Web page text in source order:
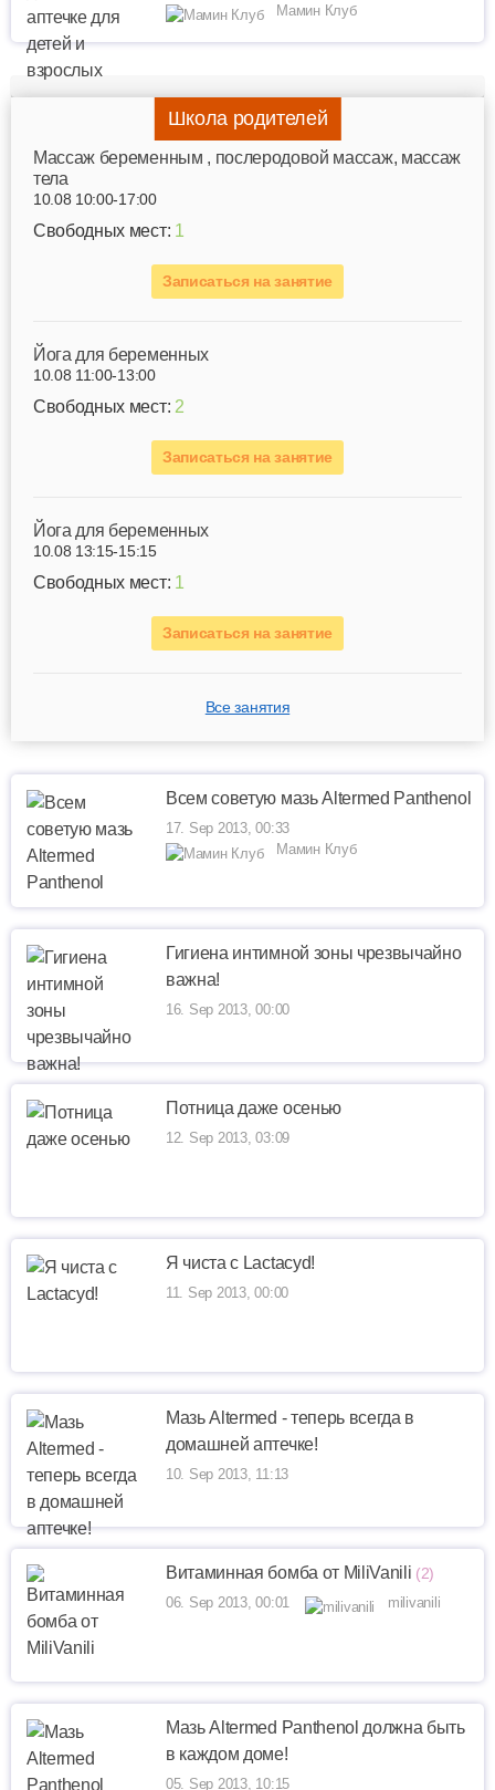
Мамин Клуб
Школа родителей
Mассаж беременным , послеродовой массаж, массаж
тела
10.08 10:00-17:00
Свободных мест: 1
Записаться на занятие
Йога для беременных
10.08 11:00-13:00
Свободных мест: 2
Записаться на занятие
Йога для беременных
10.08 13:15-15:15
Свободных мест: 1
Записаться на занятие
Все занятия
Всем советую мазь Altermed Panthenol
17. Sep 2013, 00:33
Мамин Клуб
Гигиена интимной зоны чрезвычайно
важна!
16. Sep 2013, 00:00
Потница даже осенью
12. Sep 2013, 03:09
Я чиста с Lactacyd!
11. Sep 2013, 00:00
Мазь Altermed - теперь всегда в
домашней аптечке!
10. Sep 2013, 11:13
Витаминная бомба от MiliVanili (2)
06. Sep 2013, 00:01 milivanili
Мазь Altermed Panthenol должна быть
в каждом доме!
05. Sep 2013, 10:15